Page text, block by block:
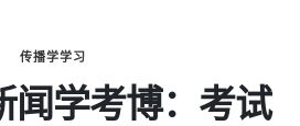
传播学学习
闻学考博：考试